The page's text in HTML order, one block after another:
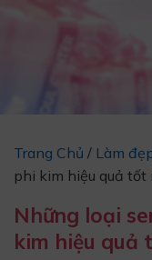
Trang Chủ / Làm
phi kim hiệu quả tốt
Những loại
kim hiệu quả